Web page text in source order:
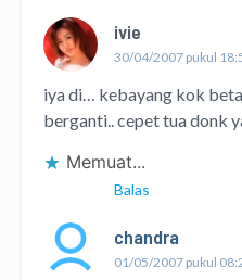
ivie
30/04/2007 pukul
iya di… kebayang kok
berganti.. cepet tua donk
Memuat...
Balas
chandra
01/05/2007 pukul